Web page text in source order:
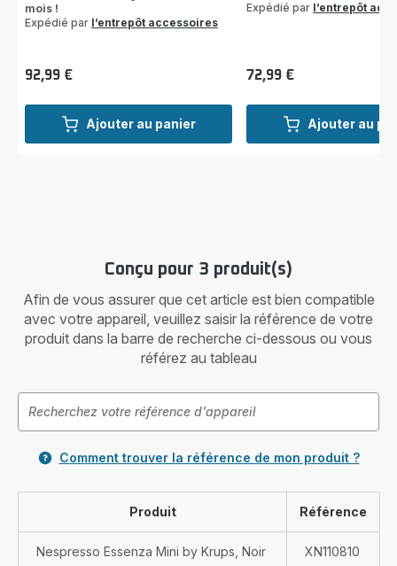
Ajouter au panier
mois !
Expédié par l’entrepôt accessoires
Prix
92,99 €
Ajouter au
Expédié par l’entrepôt
Prix
72,99 €
Conçu pour 3 produit(s)
Afin de vous assurer que cet article est bien compatible
avec votre appareil, veuillez saisir la référence de votre
produit dans la barre de recherche ci-dessous ou vous
référez au tableau
Comment trouver la référence de mon produit ?
Produit Référence
Nespresso Essenza Mini by Krups, Noir XN110810